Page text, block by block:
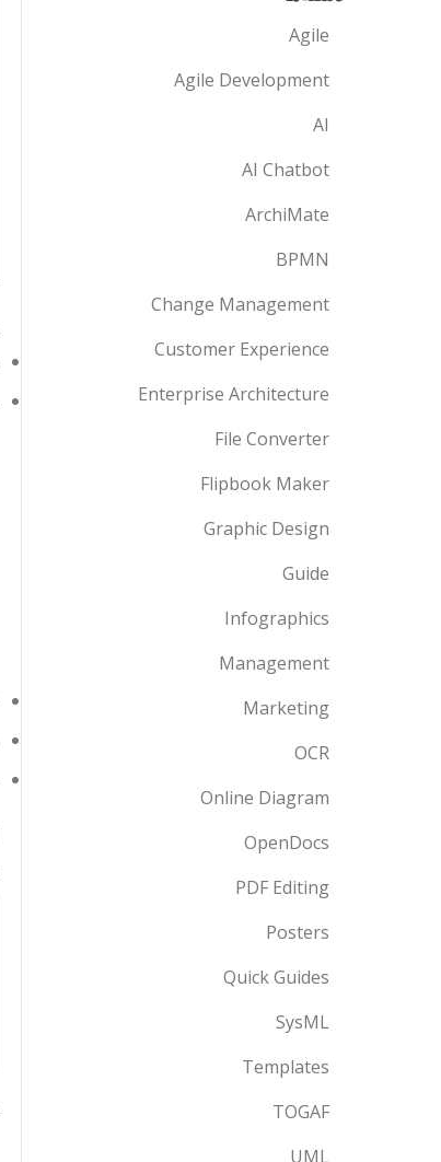
Agile
Agile Development
AI
AI Chatbot
ArchiMate
BPMN
Change Management
Customer Experience
Enterprise Architecture
File Converter
Flipbook Maker
Graphic Design
Guide
Infographics
Management
Marketing
OCR
Online Diagram
OpenDocs
PDF Editing
Posters
Quick Guides
SysML
Templates
TOGAF
UML